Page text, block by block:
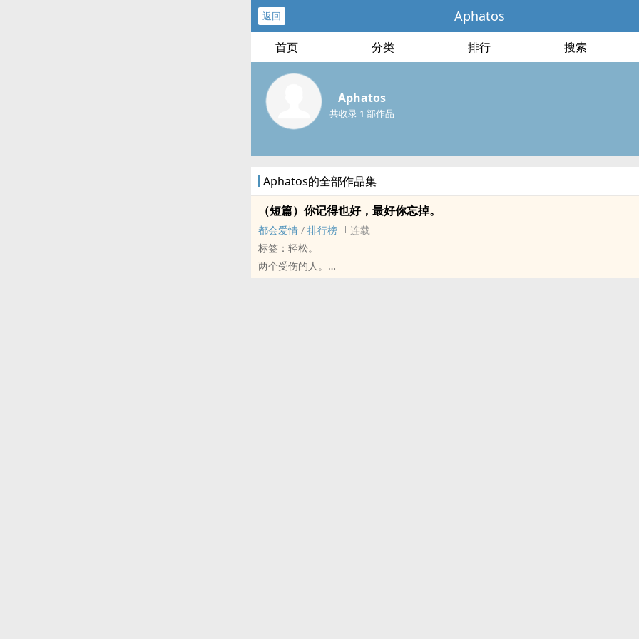
返回 Aphatos
首页 分类 排行 搜索
Aphatos
共收录 1 部作品
Aphatos的全部作品集
（短篇）你记得也好，最好你忘掉。
都会爱情 / 排行榜
连载
标签：轻松。
两个受伤的人。